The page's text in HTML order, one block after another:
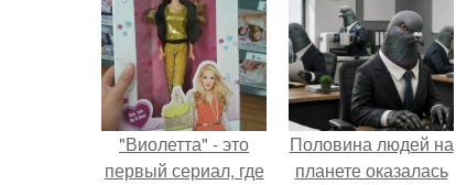
"Виолетта" - это
первый сериал, где
Половина людей на
планете оказалась